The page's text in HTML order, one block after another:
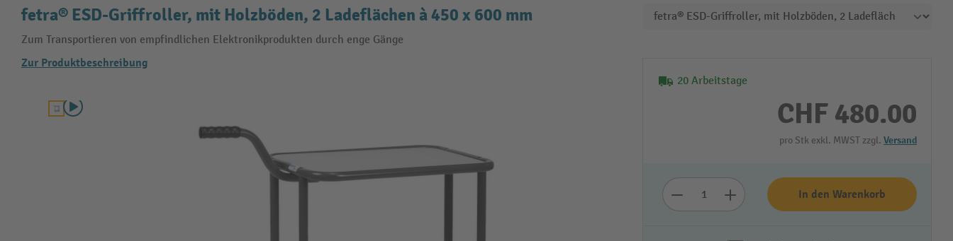
fetra® ESD-Griffroller, mit Holzböden, 2 Ladeflächen à 450 x 600 mm
Zum Transportieren von empfindlichen Elektronikprodukten durch enge Gänge
Zur Produktbeschreibung
20 Arbeitstage
CHF 480.00
pro Stk exkl. MWST zzgl. Versand
In den Warenkorb